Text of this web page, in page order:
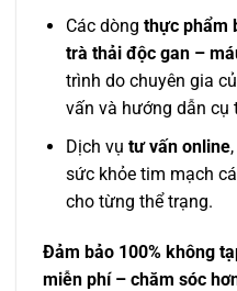
Các dòng thực phẩm
trà thải độc gan –
trình do chuyên gia
vấn và hướng dẫn
Dịch vụ tư vấn online
sức khỏe tim mạch
cho từng thể trạng.
Đảm bảo 100% không
miễn phí – chăm sóc